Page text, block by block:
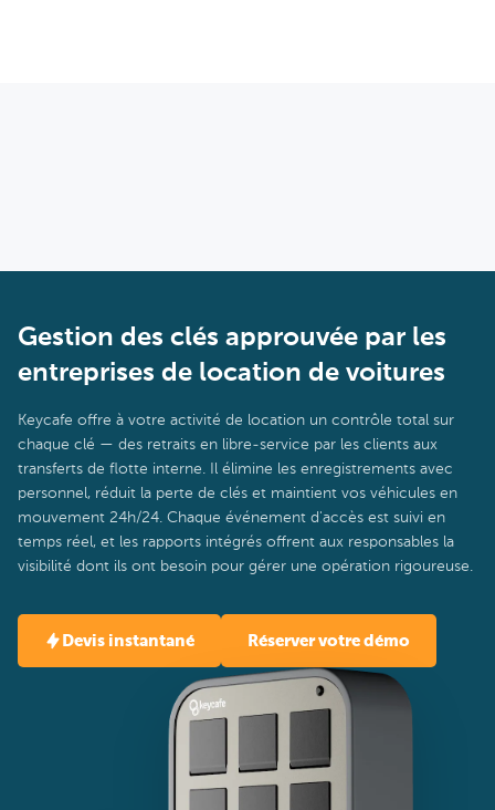
Gestion des clés approuvée par les
entreprises de location de voitures
Keycafe offre à votre activité de location un contrôle total sur
chaque clé — des retraits en libre-service par les clients aux
transferts de flotte interne. Il élimine les enregistrements avec
personnel, réduit la perte de clés et maintient vos véhicules en
mouvement 24h/24. Chaque événement d'accès est suivi en
temps réel, et les rapports intégrés offrent aux responsables la
visibilité dont ils ont besoin pour gérer une opération rigoureuse.
Devis instantané Réserver votre démo